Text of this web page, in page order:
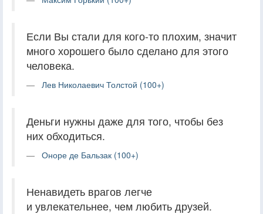
Если Вы стали для кого-то плохим, значит
много хорошего было сделано для этого
человека.
Лев Николаевич Толстой (100+)
Деньги нужны даже для того, чтобы без
них обходиться.
Оноре де Бальзак (100+)
Ненавидеть врагов легче
и увлекательнее, чем любить друзей.